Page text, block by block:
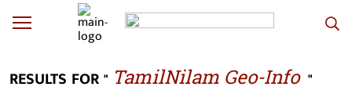
RESULTS FOR " TamilNilam Geo-Info "